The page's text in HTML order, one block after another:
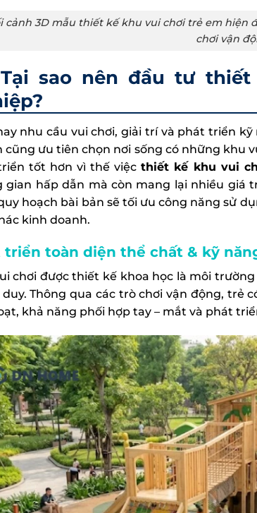
cảnh 3D mẫu thiết kế khu vui chơi trẻ em hiện
chơi vận
Tại sao nên đầu tư
nhu cầu vui chơi, giải trí và phát triển
cũng ưu tiên chọn nơi sống có những khu
tốt hơn vì thế việcthiết kế khu vui
gian hấp dẫn mà còn mang lại nhiều giá
hoạch bài bản sẽ tối ưu công năng sử
kinh doanh.
triển toàn diện thể chất & kỹ
chơi được thiết kế khoa học là môi
Thông qua các trò chơi vận động, trẻ
khả năng phối hợp tay – mắt và phát